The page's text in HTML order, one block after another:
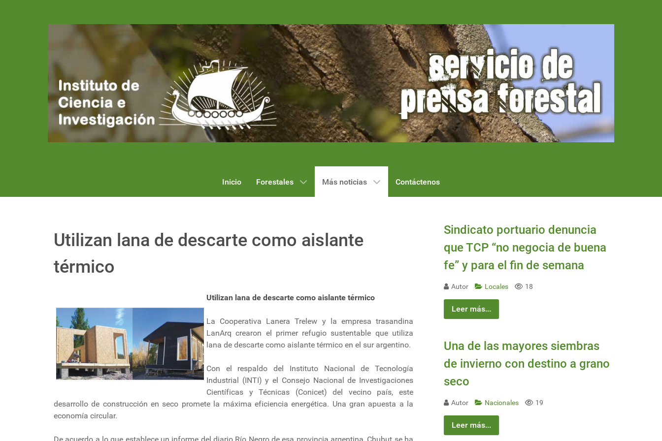
Inicio Forestales Más noticias Contáctenos
Utilizan lana de descarte como aislante
térmico
Utilizan lana de descarte como aislante térmico
La Cooperativa Lanera Trelew y la empresa trasandina
LanArq crearon el primer refugio sustentable que utiliza
lana de descarte como aislante térmico en el sur argentino.
Con el respaldo del Instituto Nacional de Tecnología
Industrial (INTI) y el Consejo Nacional de Investigaciones
Científicas y Técnicas (Conicet) del vecino país, este
desarrollo de construcción en seco promete la máxima eficiencia energética. Una gran apuesta a la
economía circular.
Sindicato portuario denuncia
que TCP “no negocia de buena
fe” y para el fin de semana
Autor Locales 18
Leer más...
Una de las mayores siembras
de invierno con destino a grano
seco
Autor Nacionales 19
Leer más...